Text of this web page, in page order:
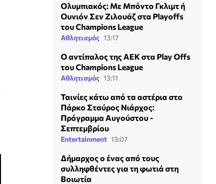
Ολυμπιακός: Με Μπόντο Γκλιμτ ή
Ουνιόν Σεν Ζιλουάζ στα Playoffs
του Champions League
Αθλητισμός 13:17
Ο αντίπαλος της ΑΕΚ στα Play Offs
του Champions League
Αθλητισμός 13:11
Ταινίες κάτω από τα αστέρια στο
Πάρκο Σταύρος Νιάρχος:
Πρόγραμμα Αυγούστου -
Σεπτεμβρίου
Entertainment 13:07
Δήμαρχος ο ένας από τους
συλληφθέντες για τη φωτιά στη
Βοιωτία